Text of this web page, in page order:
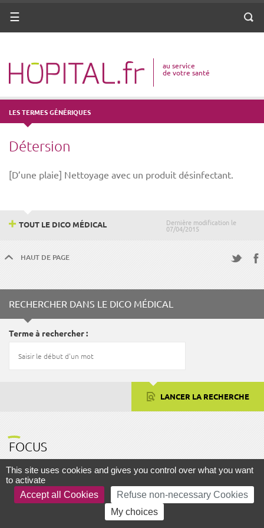
ANNUAIRE
VOTRE SANTÉ
DROITS & DÉMARCHES
MISSIONS
MÉTIERS
Menu
au service
de votre santé
LES TERMES GÉNÉRIQUES
Détersion
[D’une plaie] Nettoyage avec un produit désinfectant.
Dernière modification le
07/04/2015
TOUT LE DICO MÉDICAL
HAUT DE PAGE
RECHERCHER DANS LE DICO MÉDICAL
Terme à rechercher
LANCER LA RECHERCHE
FOCUS
PLAN DU SITE MENTIONS LÉGALES
This site uses cookies and gives you control over what you want
to activate
Accept all Cookies
Refuse non-necessary Cookies
My choices